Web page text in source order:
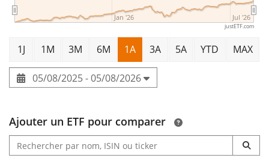
Jan '26 Jul '26
justETF.com
1J 1M 3M 6M 1A 3A 5A YTD MAX
05/08/2025 - 05/08/2026
Ajouter un ETF pour comparer